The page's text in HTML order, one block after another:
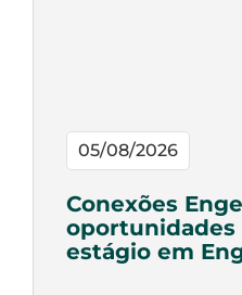
05/08/2026
Conexões
oportunidades
estágio em